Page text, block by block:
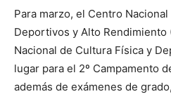
Para marzo, el Centro
Deportivos y Alto Rendimiento
Nacional de Cultura Física y
lugar para el 2º Campamento
además de exámenes de